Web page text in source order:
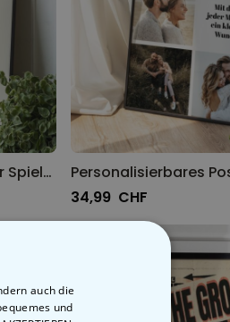
Personalisierbares Poster Spielkarte mit Foto und Text
34,99 CHF
auch die
und